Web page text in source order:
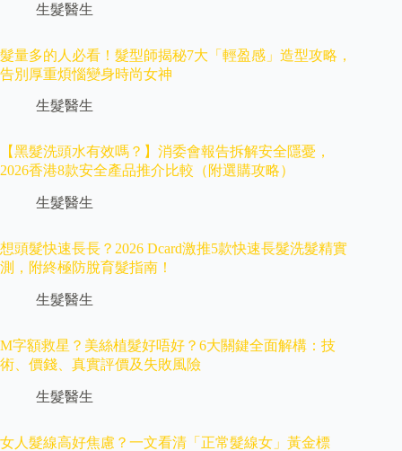
生髮醫生
髮量多的人必看！髮型師揭秘7大「輕盈感」造型攻略，
告別厚重煩惱變身時尚女神
生髮醫生
【黑髮洗頭水有效嗎？】消委會報告拆解安全隱憂，
2026香港8款安全產品推介比較（附選購攻略）
生髮醫生
想頭髮快速長長？2026 Dcard激推5款快速長髮洗髮精實
測，附終極防脫育髮指南！
生髮醫生
M字額救星？美絲植髮好唔好？6大關鍵全面解構：技
術、價錢、真實評價及失敗風險
生髮醫生
女人髮線高好焦慮？一文看清「正常髮線女」黃金標